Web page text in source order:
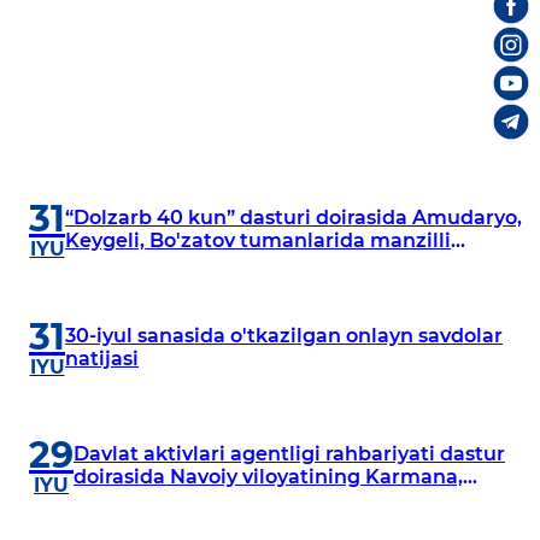
31
IYU
“Dolzarb 40 kun” dasturi doirasida Amudaryo,
Keygeli, Bo'zatov tumanlarida manzilli
31
IYU
30-iyul sanasida o'tkazilgan onlayn savdolar
natijasi
29
IYU
Davlat aktivlari agentligi rahbariyati dastur
doirasida Navoiy viloyatining Karmana,